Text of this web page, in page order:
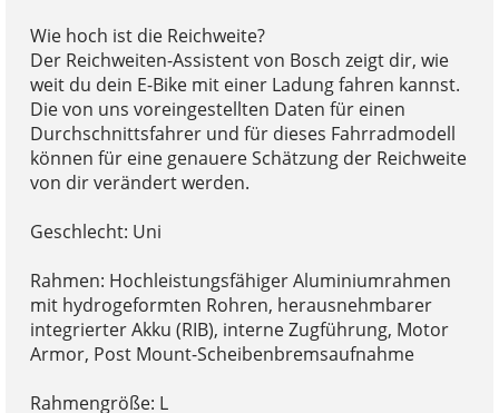
Wie hoch ist die Reichweite?
Der Reichweiten-Assistent von Bosch zeigt dir, wie
weit du dein E-Bike mit einer Ladung fahren kannst.
Die von uns voreingestellten Daten für einen
Durchschnittsfahrer und für dieses Fahrradmodell
können für eine genauere Schätzung der Reichweite
von dir verändert werden.
Geschlecht: Uni
Rahmen: Hochleistungsfähiger Aluminiumrahmen
mit hydrogeformten Rohren, herausnehmbarer
integrierter Akku (RIB), interne Zugführung, Motor
Armor, Post Mount-Scheibenbremsaufnahme
Rahmengröße: L